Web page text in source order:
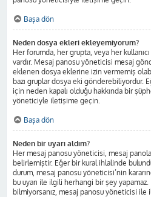
Başa dön
Neden dosya ekleri ekleyemiyorum?
Her forumda, her grupta, veya her
vardır. Mesaj panosu yöneticisi mesaj
eklenen dosya eklerine izin vermemiş
bazı gruplar dosya eki gönderebiliyordur.
için neden kapalı olduğu hakkında bir
yöneticiyle iletişime geçin.
Başa dön
Neden bir uyarı aldım?
Her mesaj panosu yöneticisi, mesaj
belirlemiştir. Eğer bir kural ihlalinde
durum, mesaj panosu yöneticisi’nin
bu uyarı ile ilgili herhangi bir şey yapamaz.
bilmiyorsanız, mesaj panosu yöneticisi ile